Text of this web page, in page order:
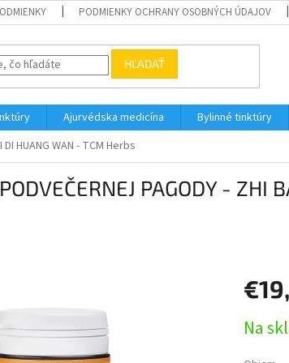
PODMIENKY OCHRANY OSOBNÝCH ÚDAJOV
HĽADAŤ
Ajurvédska medicína Bylinné tinktúry
DI HUANG WAN - TCM Herbs
PAGODY - ZHI
cena:
Na